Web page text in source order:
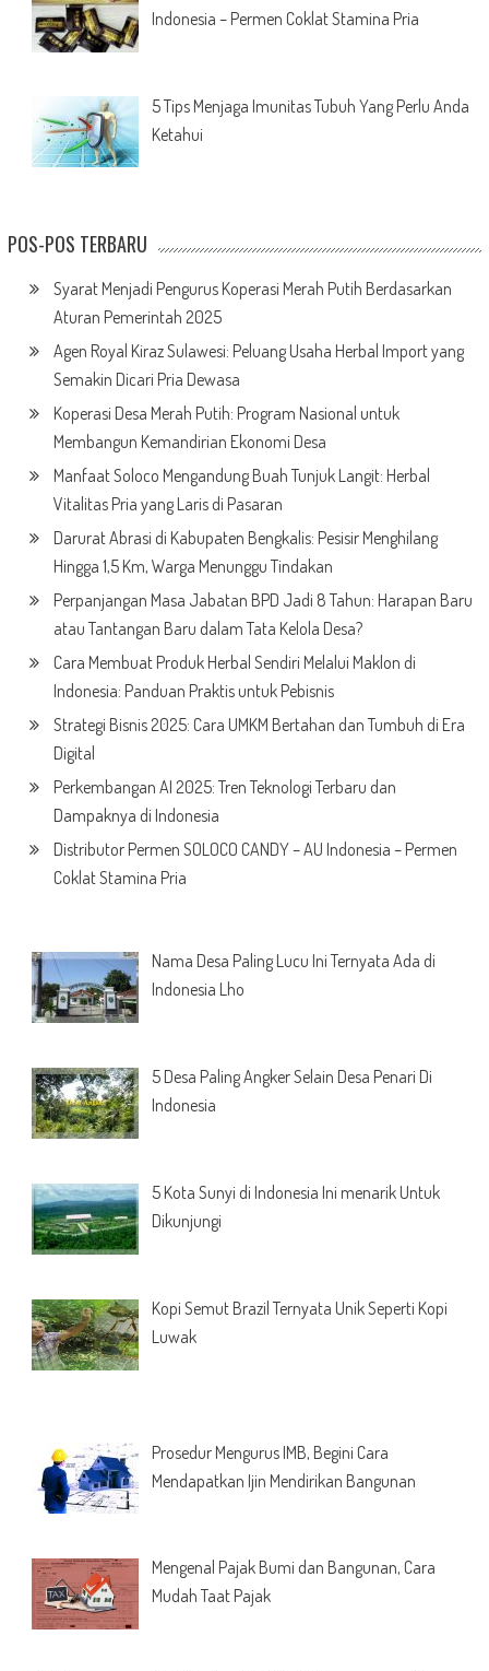
Indonesia – Permen Coklat Stamina Pria
5 Tips Menjaga Imunitas Tubuh Yang Perlu Anda
Ketahui
POS-POS TERBARU
Syarat Menjadi Pengurus Koperasi Merah Putih Berdasarkan
Aturan Pemerintah 2025
Agen Royal Kiraz Sulawesi: Peluang Usaha Herbal Import yang
Semakin Dicari Pria Dewasa
Koperasi Desa Merah Putih: Program Nasional untuk
Membangun Kemandirian Ekonomi Desa
Manfaat Soloco Mengandung Buah Tunjuk Langit: Herbal
Vitalitas Pria yang Laris di Pasaran
Darurat Abrasi di Kabupaten Bengkalis: Pesisir Menghilang
Hingga 1,5 Km, Warga Menunggu Tindakan
Perpanjangan Masa Jabatan BPD Jadi 8 Tahun: Harapan Baru
atau Tantangan Baru dalam Tata Kelola Desa?
Cara Membuat Produk Herbal Sendiri Melalui Maklon di
Indonesia: Panduan Praktis untuk Pebisnis
Strategi Bisnis 2025: Cara UMKM Bertahan dan Tumbuh di Era
Digital
Perkembangan AI 2025: Tren Teknologi Terbaru dan
Dampaknya di Indonesia
Distributor Permen SOLOCO CANDY – AU Indonesia – Permen
Coklat Stamina Pria
Nama Desa Paling Lucu Ini Ternyata Ada di
Indonesia Lho
5 Desa Paling Angker Selain Desa Penari Di
Indonesia
5 Kota Sunyi di Indonesia Ini menarik Untuk
Dikunjungi
Kopi Semut Brazil Ternyata Unik Seperti Kopi
Luwak
Prosedur Mengurus IMB, Begini Cara
Mendapatkan Ijin Mendirikan Bangunan
Mengenal Pajak Bumi dan Bangunan, Cara
Mudah Taat Pajak